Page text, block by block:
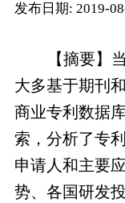
发布日期: 2019-
【摘要】
大多基于期刊
商业专利数据
索，分析了专
申请人和主要
势、各国研发